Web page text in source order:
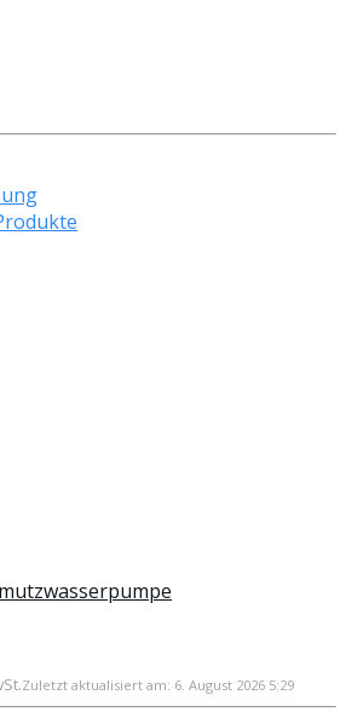
Zuletzt aktualisiert am: 6. August 2026 5:29